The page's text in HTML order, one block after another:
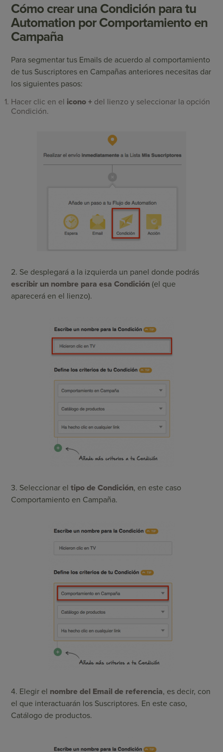
Cómo crear una Condición para tu
Automation por Comportamiento en
Campaña
Para segmentar tus Emails de acuerdo al comportamiento
de tus Suscriptores en Campañas anteriores necesitas dar
los siguientes pasos:
Hacer clic en el icono + del lienzo y seleccionar la opción
Condición.
2. Se desplegará a la izquierda un panel donde podrás
escribir un nombre para esa Condición (el que
aparecerá en el lienzo).
3. Seleccionar eltipo de Condición, en este caso
Comportamiento en Campaña.
4. Elegir el nombre del Email de referencia, es decir, con
el que interactuarán los Suscriptores. En este caso,
Catálogo de productos.